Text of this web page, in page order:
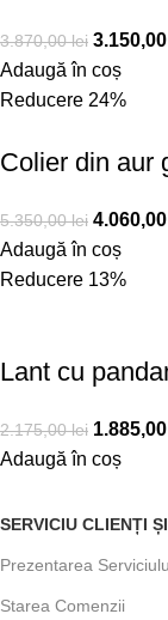
3.870,00lei 3.150,00
Adaugă în coș
Reducere 24%
Colier din aur
5.350,00lei 4.060,00
Adaugă în coș
Reducere 13%
Lant cu
2.175,00lei 1.885,00
Adaugă în coș
SERVICIU CLIENȚI
Prezentarea
Starea Comenzii